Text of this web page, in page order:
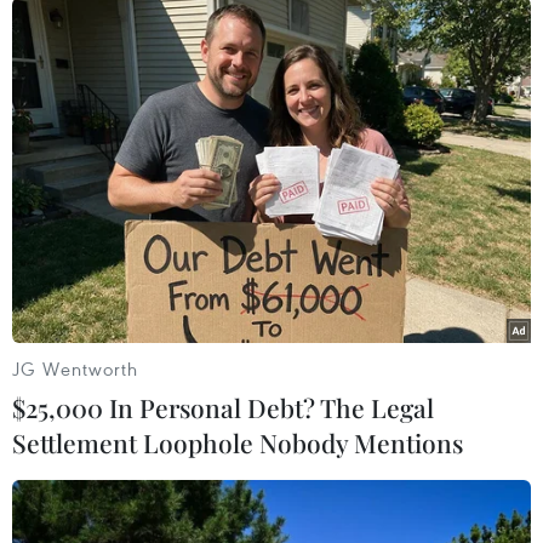
Puih Đại - em trai Thái, cũng là nạn nhân của
vụ buôn người năm 2022. Puih Đại hiện có cuộc
sống ổn định và yên bình bên gia đình. Anh
cảm thấy vui và may mắn khi được trở về với bố
mẹ, được Đồn Biên phòng, Công an xã hỗ trợ
tiền, xây nhà và tạo việc làm cạo mủ cao su.
Anh Puih Phú, nạn nhân bị lừa bán sang Campuchia làm
JG Wentworth
$25,000 In Personal Debt? The Legal
Settlement Loophole Nobody Mentions